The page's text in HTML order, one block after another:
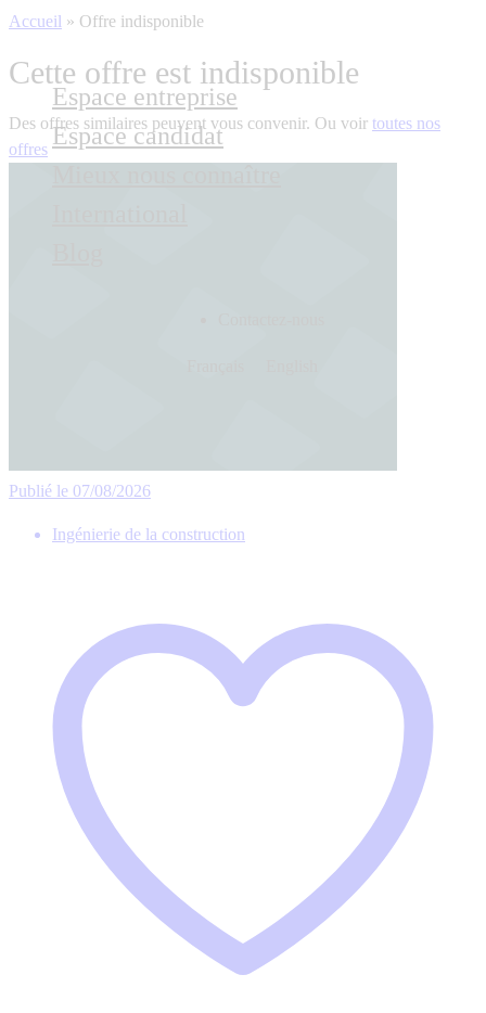
Espace entreprise
Espace candidat
Accueil » Offre indisponible
Cette offre est indisponible
Des offres similaires peuvent vous convenir. Ou voir toutes nos
offres
Publié le 07/08/2026
Ingénierie de la construction